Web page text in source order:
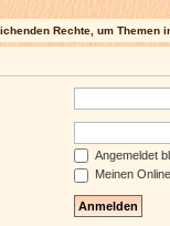
Rechte, um Themen
Angemeldet
Meinen